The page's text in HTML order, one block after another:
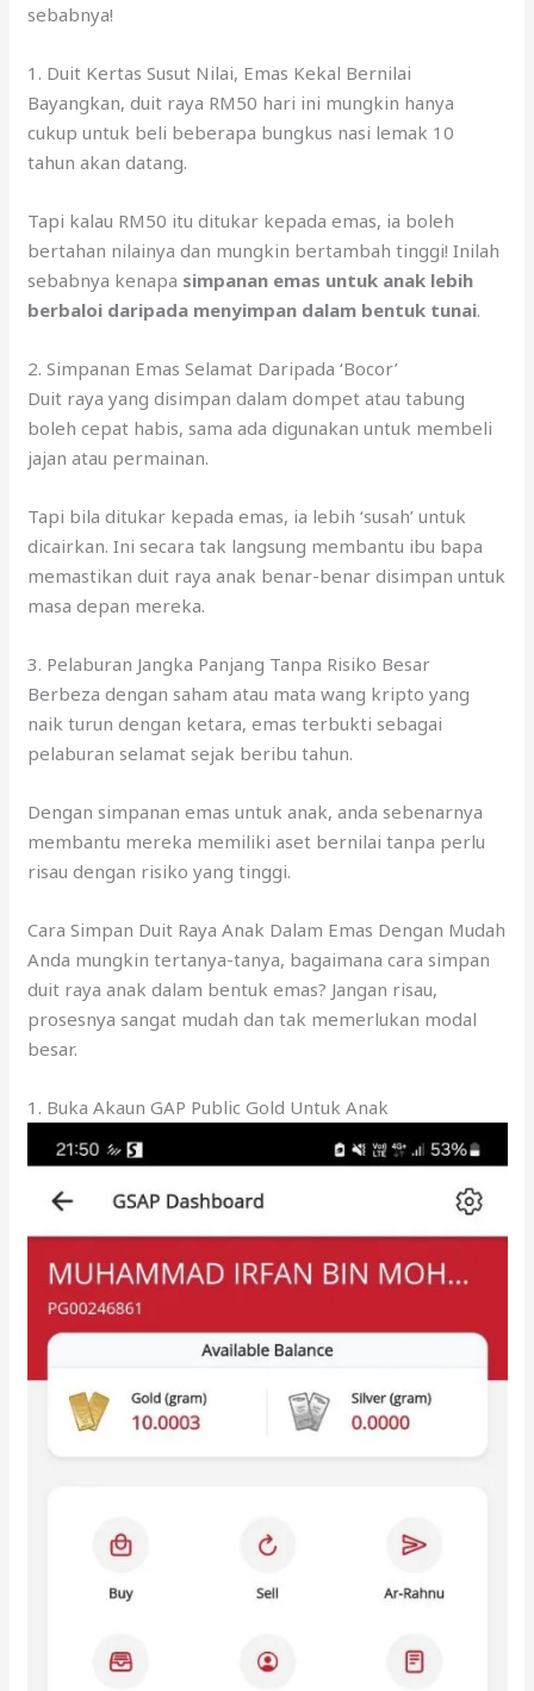
sebabnya!
1. Duit Kertas Susut Nilai, Emas Kekal Bernilai
Bayangkan, duit raya RM50 hari ini mungkin hanya
cukup untuk beli beberapa bungkus nasi lemak 10
tahun akan datang.
Tapi kalau RM50 itu ditukar kepada emas, ia boleh
bertahan nilainya dan mungkin bertambah tinggi! Inilah
sebabnya kenapa simpanan emas untuk anak lebih
berbaloi daripada menyimpan dalam bentuk tunai.
2. Simpanan Emas Selamat Daripada ‘Bocor’
Duit raya yang disimpan dalam dompet atau tabung
boleh cepat habis, sama ada digunakan untuk membeli
jajan atau permainan.
Tapi bila ditukar kepada emas, ia lebih ‘susah’ untuk
dicairkan. Ini secara tak langsung membantu ibu bapa
memastikan duit raya anak benar-benar disimpan untuk
masa depan mereka.
3. Pelaburan Jangka Panjang Tanpa Risiko Besar
Berbeza dengan saham atau mata wang kripto yang
naik turun dengan ketara, emas terbukti sebagai
pelaburan selamat sejak beribu tahun.
Dengan simpanan emas untuk anak, anda sebenarnya
membantu mereka memiliki aset bernilai tanpa perlu
risau dengan risiko yang tinggi.
Cara Simpan Duit Raya Anak Dalam Emas Dengan Mudah
Anda mungkin tertanya-tanya, bagaimana cara simpan
duit raya anak dalam bentuk emas? Jangan risau,
prosesnya sangat mudah dan tak memerlukan modal
besar.
1. Buka Akaun GAP Public Gold Untuk Anak